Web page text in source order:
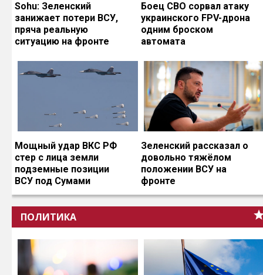
Sohu: Зеленский
занижает потери ВСУ,
пряча реальную
ситуацию на фронте
Боец СВО сорвал атаку
украинского FPV-дрона
одним броском
автомата
Мощный удар ВКС РФ
стер с лица земли
подземные позиции
ВСУ под Сумами
Зеленский рассказал о
довольно тяжёлом
положении ВСУ на
фронте
ПОЛИТИКА